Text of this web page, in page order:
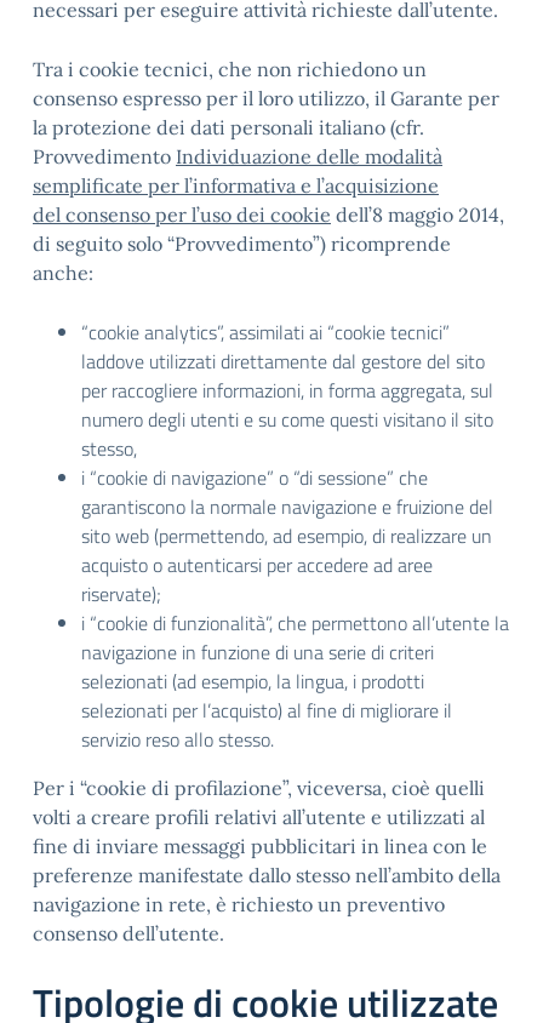
necessari per eseguire attività richieste dall’utente.
Tra i cookie tecnici, che non richiedono un
consenso espresso per il loro utilizzo, il Garante per
la protezione dei dati personali italiano (cfr.
Provvedimento Individuazione delle modalità
semplificate per l’informativa e l’acquisizione
del consenso per l’uso dei cookie dell’8 maggio 2014,
di seguito solo “Provvedimento”) ricomprende
anche:
“cookie analytics”, assimilati ai “cookie tecnici”
laddove utilizzati direttamente dal gestore del sito
per raccogliere informazioni, in forma aggregata, sul
numero degli utenti e su come questi visitano il sito
stesso,
i “cookie di navigazione” o “di sessione” che
garantiscono la normale navigazione e fruizione del
sito web (permettendo, ad esempio, di realizzare un
acquisto o autenticarsi per accedere ad aree
riservate);
i “cookie di funzionalità”, che permettono all’utente la
navigazione in funzione di una serie di criteri
selezionati (ad esempio, la lingua, i prodotti
selezionati per l’acquisto) al fine di migliorare il
servizio reso allo stesso.
Per i “cookie di profilazione”, viceversa, cioè quelli
volti a creare profili relativi all’utente e utilizzati al
fine di inviare messaggi pubblicitari in linea con le
preferenze manifestate dallo stesso nell’ambito della
navigazione in rete, è richiesto un preventivo
consenso dell’utente.
Tipologie di cookie utilizzate